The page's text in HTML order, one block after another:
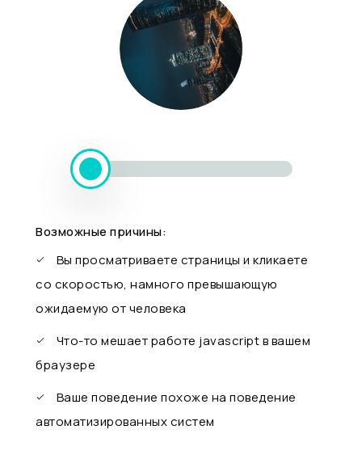
Возможные причины:
Вы просматриваете страницы и кликаете
со скоростью, намного превышающую
ожидаемую от человека
Что-то мешает работе javascript в вашем
браузере
Ваше поведение похоже на поведение
автоматизированных систем